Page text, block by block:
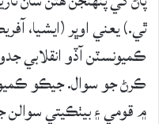
ٿي.) يعني اوڀر (ايشيا،
ڪميونسٽن آڏو انقلابي
ڪرڻ جو سوال. جيڪو
۾ قومي ۽ بيٺڪيتي